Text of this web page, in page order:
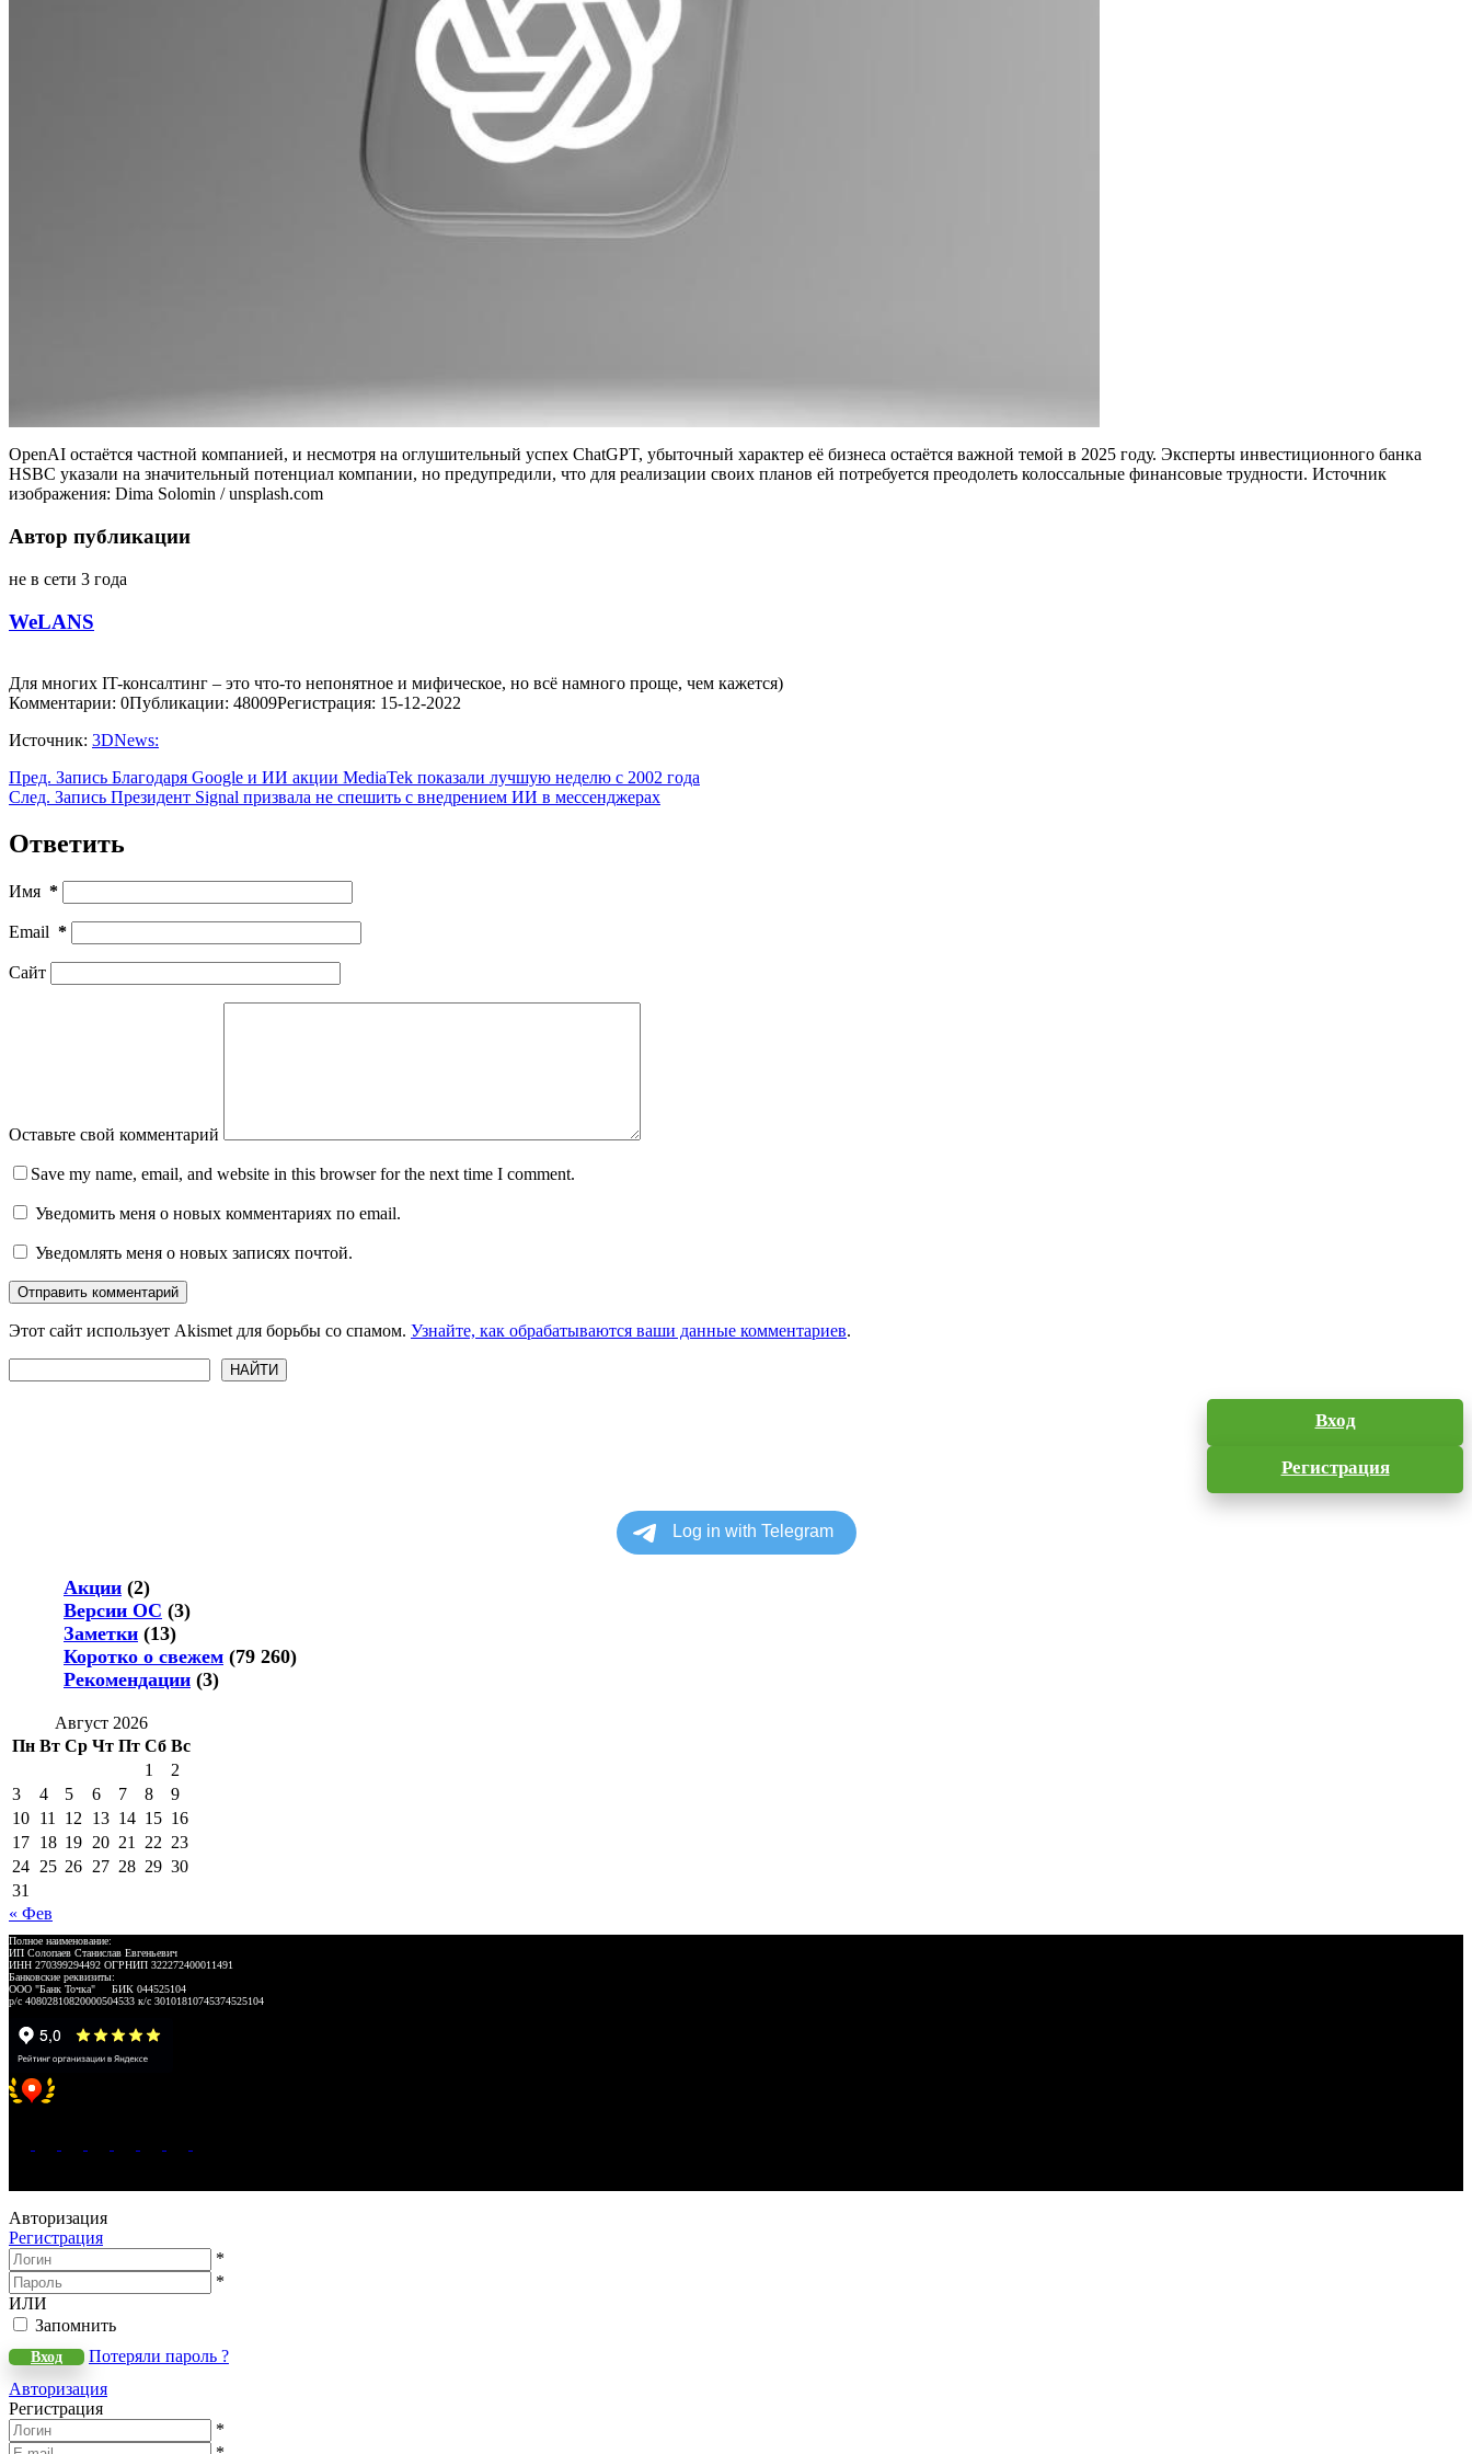
OpenAI остаётся частной компанией, и несмотря на оглушительный успех ChatGPT, убыточный характер её бизнеса остаётся важной темой в 2025 году. Эксперты инвестиционного банка
HSBC указали на значительный потенциал компании, но предупредили, что для реализации своих планов ей потребуется преодолеть колоссальные финансовые трудности. Источник
изображения: Dima Solomin / unsplash.com
Автор публикации
не в сети 3 года
WeLANS
Для многих IT-консалтинг – это что-то непонятное и мифическое, но всё намного проще, чем кажется)
Комментарии: 0Публикации: 48009Регистрация: 15-12-2022
Источник: 3DNews:
Пред. Запись Благодаря Google и ИИ акции MediaTek показали лучшую неделю с 2002 года
След. Запись Президент Signal призвала не спешить с внедрением ИИ в мессенджерах
Ответить
Имя *
Email *
Сайт
Оставьте свой комментарий
Save my name, email, and website in this browser for the next time I comment.
Уведомить меня о новых комментариях по email.
Уведомлять меня о новых записях почтой.
Отправить комментарий
Этот сайт использует Akismet для борьбы со спамом. Узнайте, как обрабатываются ваши данные комментариев.
НАЙТИ
Вход
Регистрация
Акции (2)
Версии ОС (3)
Заметки (13)
Коротко о свежем (79 260)
Рекомендации (3)
Август 2026
Пн Вт Ср Чт Пт Сб Вс
1
2
3
4 5 6 7 8
9
10 11 12 13 14 15 16
17 18 19 20 21 22 23
24 25 26 27 28 29 30
31
« Фев
Полное наименование:
ИП Солопаев Станислав Евгеньевич
ИНН 270399294492 ОГРНИП 322272400011491
Банковские реквизиты:
ООО "Банк Точка" БИК 044525104
р/с 40802810820000504533 к/с 30101810745374525104
Авторизация
Регистрация
*
*
ИЛИ
Запомнить
Вход
Потеряли пароль ?
Авторизация
Регистрация
*